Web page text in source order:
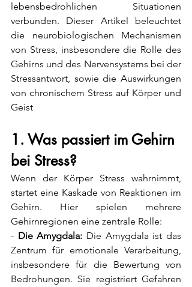
lebensbedrohlichen Situationen
verbunden. Dieser Artikel beleuchtet
die neurobiologischen Mechanismen
von Stress, insbesondere die Rolle des
Gehirns und des Nervensystems bei der
Stressantwort, sowie die Auswirkungen
von chronischem Stress auf Körper und
Geist
1. Was passiert im Gehirn
bei Stress?
Wenn der Körper Stress wahrnimmt,
startet eine Kaskade von Reaktionen im
Gehirn. Hier spielen mehrere
Gehirnregionen eine zentrale Rolle:
- Die Amygdala: Die Amygdala ist das
Zentrum für emotionale Verarbeitung,
insbesondere für die Bewertung von
Bedrohungen. Sie registriert Gefahren